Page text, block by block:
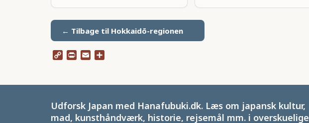
← Tilbage til Hokkaidō-regionen
Copy Print Email
Udforsk Japan med Hanafubuki.dk. Læs om japansk kultur,
mad, kunsthåndværk, historie, rejsemål mm. i overskuelige